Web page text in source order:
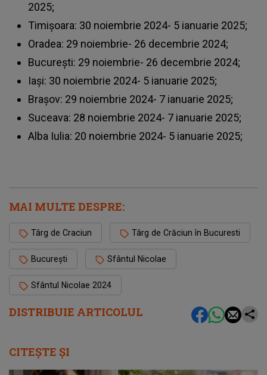
DISTRIBUIE ARTICOLUL
2025;
Timișoara: 30 noiembrie 2024- 5 ianuarie 2025;
Oradea: 29 noiembrie- 26 decembrie 2024;
București: 29 noiembrie- 26 decembrie 2024;
Iași: 30 noiembrie 2024- 5 ianuarie 2025;
Brașov: 29 noiembrie 2024- 7 ianuarie 2025;
Suceava: 28 noiembrie 2024- 7 ianuarie 2025;
Alba Iulia: 20 noiembrie 2024- 5 ianuarie 2025;
MAI MULTE DESPRE:
Târg de Craciun Târg de Crăciun în Bucuresti
București Sfântul Nicolae
Sfântul Nicolae 2024
CITEȘTE ȘI